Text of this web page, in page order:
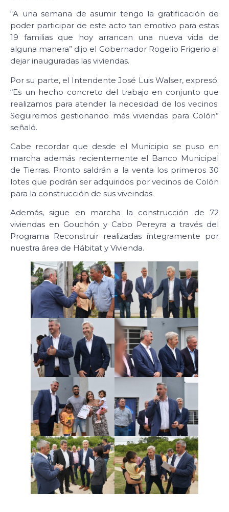
“A una semana de asumir tengo la gratificación de
poder participar de este acto tan emotivo para estas
19 familias que hoy arrancan una nueva vida de
alguna manera” dijo el Gobernador Rogelio Frigerio al
dejar inauguradas las viviendas.
Por su parte, el Intendente José Luis Walser, expresó:
“Es un hecho concreto del trabajo en conjunto que
realizamos para atender la necesidad de los vecinos.
Seguiremos gestionando más viviendas para Colón”
señaló.
Cabe recordar que desde el Municipio se puso en
marcha además recientemente el Banco Municipal
de Tierras. Pronto saldrán a la venta los primeros 30
lotes que podrán ser adquiridos por vecinos de Colón
para la construcción de sus viveindas.
Además, sigue en marcha la construcción de 72
viviendas en Gouchón y Cabo Pereyra a través del
Programa Reconstruir realizadas íntegramente por
nuestra área de Hábitat y Vivienda.